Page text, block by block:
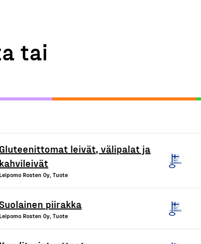
tai
Gluteenittomat leivät, välipalat ja
kahvileivät
Leipomo Rosten Oy, Tuote
Suolainen piirakka
Leipomo Rosten Oy, Tuote